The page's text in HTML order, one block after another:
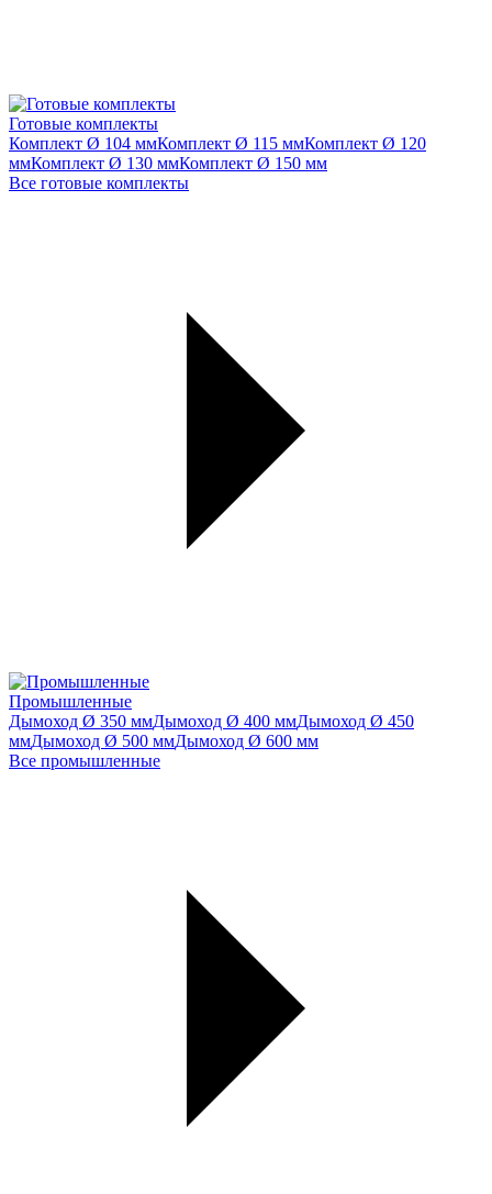
Готовые комплекты
Комплект Ø 104 ммКомплект Ø 115 ммКомплект Ø 120
ммКомплект Ø 130 ммКомплект Ø 150 мм
Все готовые комплекты
Промышленные
Дымоход Ø 350 ммДымоход Ø 400 ммДымоход Ø 450
ммДымоход Ø 500 ммДымоход Ø 600 мм
Все промышленные